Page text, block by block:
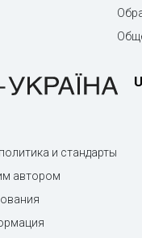
и стандарты
автором